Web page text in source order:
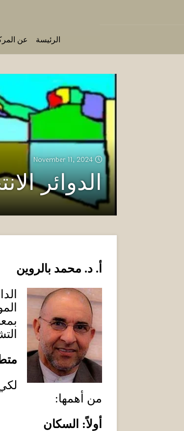
الرئيسة عن
November 11, 2024
الدوائر
. د. محمد بالروين
من أهمها:
أولاً:
السكان